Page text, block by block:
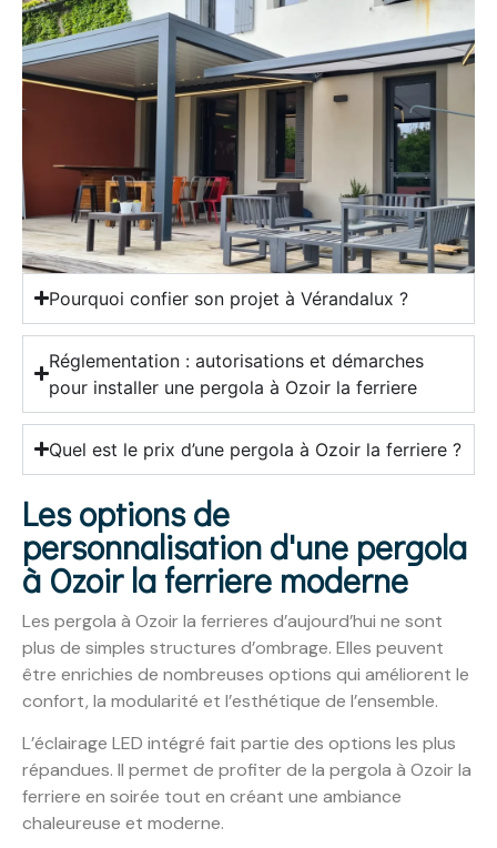
Pourquoi confier son projet à Vérandalux ?
Réglementation : autorisations et démarches
pour installer une pergola à Ozoir la ferriere
Quel est le prix d’une pergola à Ozoir la ferriere ?
Les options de
personnalisation d'une pergola
à Ozoir la ferriere moderne
Les pergola à Ozoir la ferrieres d’aujourd’hui ne sont
plus de simples structures d’ombrage. Elles peuvent
être enrichies de nombreuses options qui améliorent le
confort, la modularité et l’esthétique de l’ensemble.
L’éclairage LED intégré fait partie des options les plus
répandues. Il permet de profiter de la pergola à Ozoir la
ferriere en soirée tout en créant une ambiance
chaleureuse et moderne.